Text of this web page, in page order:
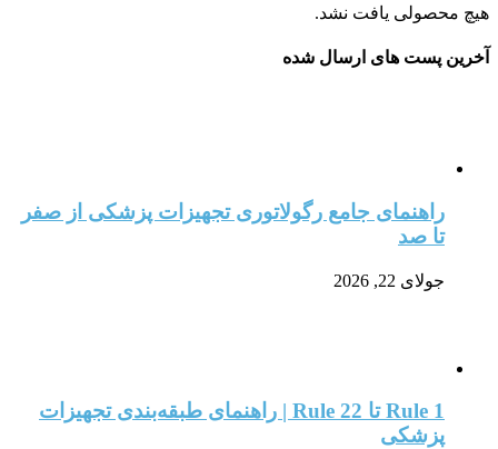
هیچ محصولی یافت نشد.
آخرین پست های ارسال شده
راهنمای جامع رگولاتوری تجهیزات پزشکی از صفر
تا صد
جولای 22, 2026
Rule 1 تا Rule 22 | راهنمای طبقه‌بندی تجهیزات
پزشکی